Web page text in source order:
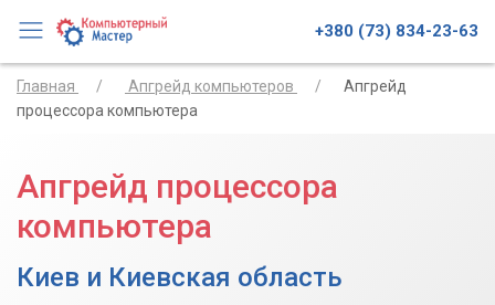
+380 (73) 834-23-63
Главная Апгрейд компьютеров
Апгрейд
процессора компьютера
Апгрейд процессора
компьютера
Киев и Киевская область